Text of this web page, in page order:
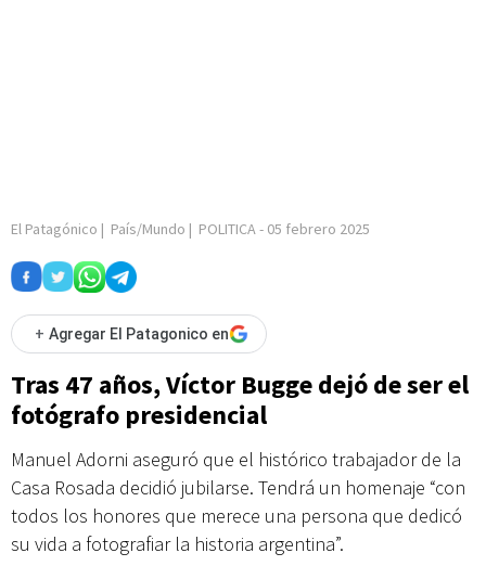
El Patagónico | País/Mundo | POLITICA- 05 febrero 2025
+ Agregar El Patagonico en
Tras 47 años, Víctor Bugge dejó de ser el
fotógrafo presidencial
Manuel Adorni aseguró que el histórico trabajador de la
Casa Rosada decidió jubilarse. Tendrá un homenaje “con
todos los honores que merece una persona que dedicó
su vida a fotografiar la historia argentina”.